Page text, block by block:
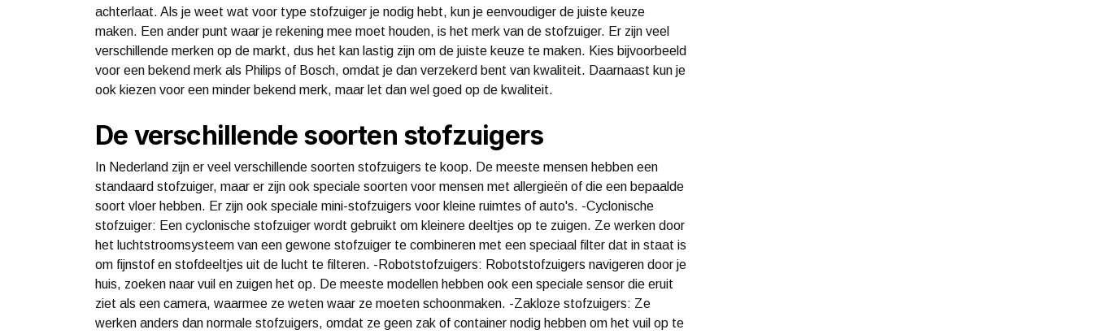
achterlaat. Als je weet wat voor type stofzuiger je nodig hebt, kun je eenvoudiger de juiste keuze
maken. Een ander punt waar je rekening mee moet houden, is het merk van de stofzuiger. Er zijn veel
verschillende merken op de markt, dus het kan lastig zijn om de juiste keuze te maken. Kies bijvoorbeeld
voor een bekend merk als Philips of Bosch, omdat je dan verzekerd bent van kwaliteit. Daarnaast kun je
ook kiezen voor een minder bekend merk, maar let dan wel goed op de kwaliteit.
De verschillende soorten stofzuigers
In Nederland zijn er veel verschillende soorten stofzuigers te koop. De meeste mensen hebben een
standaard stofzuiger, maar er zijn ook speciale soorten voor mensen met allergieën of die een bepaalde
soort vloer hebben. Er zijn ook speciale mini-stofzuigers voor kleine ruimtes of auto's. -Cyclonische
stofzuiger: Een cyclonische stofzuiger wordt gebruikt om kleinere deeltjes op te zuigen. Ze werken door
het luchtstroomsysteem van een gewone stofzuiger te combineren met een speciaal filter dat in staat is
om fijnstof en stofdeeltjes uit de lucht te filteren. -Robotstofzuigers: Robotstofzuigers navigeren door je
huis, zoeken naar vuil en zuigen het op. De meeste modellen hebben ook een speciale sensor die eruit
ziet als een camera, waarmee ze weten waar ze moeten schoonmaken. -Zakloze stofzuigers: Ze
werken anders dan normale stofzuigers, omdat ze geen zak of container nodig hebben om het vuil op te